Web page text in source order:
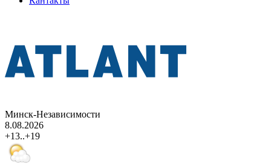
Минск-Независимости
8.08.2026
+13..+19